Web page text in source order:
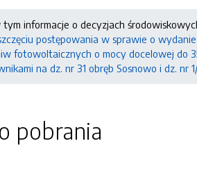
informacje o decyzjach
postępowania w sprawie o
fotowoltaicznych o mocy docelowej do
na dz. nr 31 obręb Sosnowo i dz. nr
pobrania